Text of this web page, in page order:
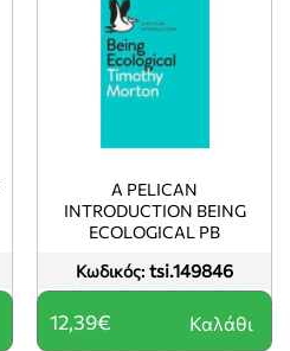
Κωδικός: tsi.149846
A PELICAN
INTRODUCTION BEING
ECOLOGICAL PB
12,39€ Καλάθι